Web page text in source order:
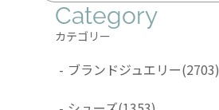
Category
カテゴリー
- ブランドジュエリー(2703)